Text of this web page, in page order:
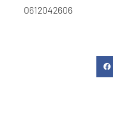
0612042606